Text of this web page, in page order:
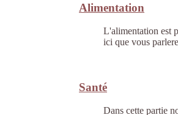
Alimentation
L'alimentation est
ici que vous
Santé
Dans cette partie